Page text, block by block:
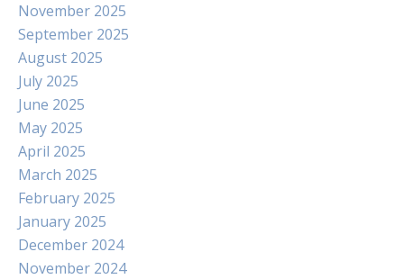
November 2025
September 2025
August 2025
July 2025
June 2025
May 2025
April 2025
March 2025
February 2025
January 2025
December 2024
November 2024